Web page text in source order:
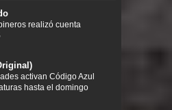
realizó cuenta
activan Código Azul
hasta el domingo